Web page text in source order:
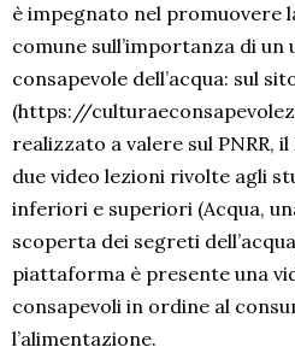
è impegnato nel promuovere
comune sull’importanza di
consapevole dell’acqua: sul
(https://
realizzato a valere sul PNRR,
due video lezioni rivolte agli
inferiori e superiori (Acqua,
scoperta dei segreti
piattaforma è presente una
consapevoli in ordine al
l’alimentazione.